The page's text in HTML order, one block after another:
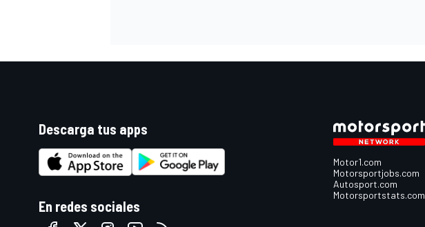
Descarga tus apps
En redes sociales
Motor1.com
Motorsportjobs.com
Autosport.com
Motorsportstats.com